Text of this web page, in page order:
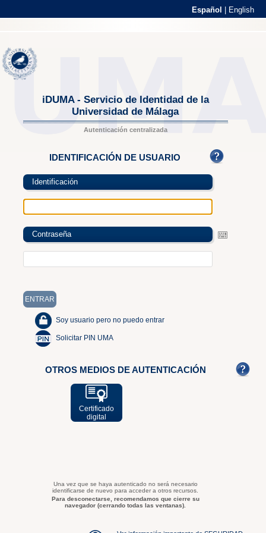
Español English
iDUMA - Servicio de Identidad de la
Universidad de Málaga
Autenticación centralizada
IDENTIFICACIÓN DE USUARIO
Identificación
Contraseña
Soy usuario pero no puedo entrar
Solicitar PIN UMA
OTROS MEDIOS DE AUTENTICACIÓN
Certificado
digital
Una vez que se haya autenticado no será necesario
identificarse de nuevo para acceder a otros recursos.
Para desconectarse, recomendamos que cierre su
navegador (cerrando todas las ventanas).